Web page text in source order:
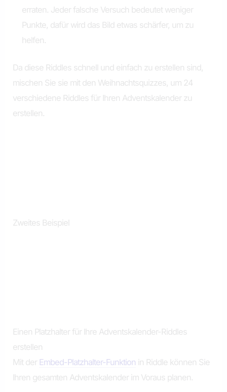
erraten. Jeder falsche Versuch bedeutet weniger
Punkte, dafür wird das Bild etwas schärfer, um zu
helfen.
Da diese Riddles schnell und einfach zu erstellen sind,
mischen Sie sie mit den Weihnachtsquizzes, um 24
verschiedene Riddles für Ihren Adventskalender zu
erstellen.
Zweites Beispiel
Einen Platzhalter für Ihre Adventskalender-Riddles
erstellen
Mit der Embed-Platzhalter-Funktion in Riddle können Sie
Ihren gesamten Adventskalender im Voraus planen.